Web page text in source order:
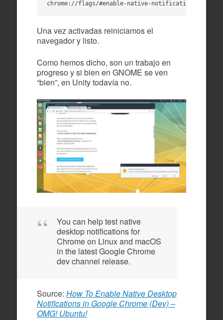
chrome://flags/#enable-native-notifications
Una vez activadas reiniciamos el
navegador y listo.
Como hemos dicho, son un trabajo en
progreso y si bien en GNOME se ven
“bien”, en Unity todavía no.
You can help test native
desktop notifications for
Chrome on Linux and macOS
in the latest Google Chrome
dev channel release.
Source: How To Enable Native Desktop
Notifications in Google Chrome (Dev) –
OMG! Ubuntu!